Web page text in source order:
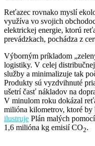
Reťazec rovnako myslí
využíva vo svojich
elektrickej energie, ktorú
prevádzkach, pochádza z
Výborným príkladom
logistiky. V celej
služby a minimalizuje tak
Produkty sú vyzdvihnuté
ušetrí časť nákladov na
V minulom roku dokázal
milióna kilometrov, ktoré by
ilustruje Plán malých
1,6 milióna kg emisií CO2.